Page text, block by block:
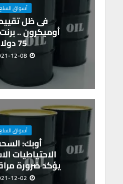
أسواق
فى ظل
أوميكرون ..
75 دولارا
12-08
أسواق
أوبك:
الاحتياطيات
يؤكد ضرورة
12-02